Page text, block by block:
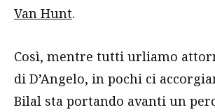
Van Hunt.
Così, mentre tutti urliamo
di D’Angelo, in pochi ci
Bilal sta portando avanti un